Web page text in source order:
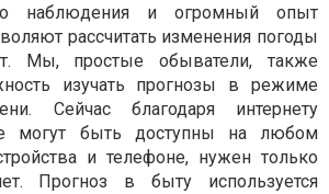
наблюдения и огромный опыт
рассчитать изменения погоды
Мы, простые обыватели, также
изучать прогнозы в режиме
Сейчас благодаря интернету
могут быть доступны на любом
и телефоне, нужен только
Прогноз в быту используется